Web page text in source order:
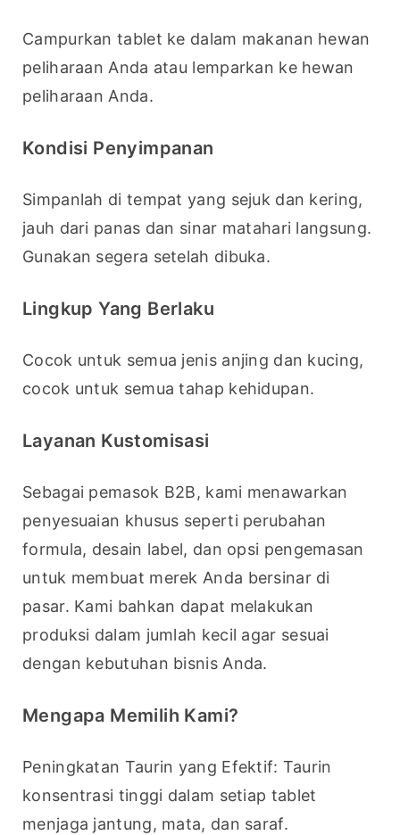
Campurkan tablet ke dalam makanan hewan
peliharaan Anda atau lemparkan ke hewan
peliharaan Anda.
Kondisi Penyimpanan
Simpanlah di tempat yang sejuk dan kering,
jauh dari panas dan sinar matahari langsung.
Gunakan segera setelah dibuka.
Lingkup Yang Berlaku
Cocok untuk semua jenis anjing dan kucing,
cocok untuk semua tahap kehidupan.
Layanan Kustomisasi
Sebagai pemasok B2B, kami menawarkan
penyesuaian khusus seperti perubahan
formula, desain label, dan opsi pengemasan
untuk membuat merek Anda bersinar di
pasar. Kami bahkan dapat melakukan
produksi dalam jumlah kecil agar sesuai
dengan kebutuhan bisnis Anda.
Mengapa Memilih Kami?
Peningkatan Taurin yang Efektif: Taurin
konsentrasi tinggi dalam setiap tablet
menjaga jantung, mata, dan saraf.